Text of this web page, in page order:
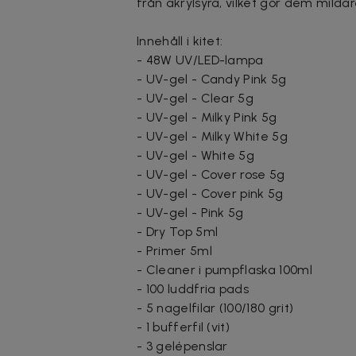
Innehåll i kitet:
- 48W UV/LED-lampa
- UV-gel - Candy Pink 5g
- UV-gel - Clear 5g
- UV-gel - Milky Pink 5g
- UV-gel - Milky White 5g
- UV-gel - White 5g
- UV-gel - Cover rose 5g
- UV-gel - Cover pink 5g
- UV-gel - Pink 5g
- Dry Top 5ml
- Primer 5ml
- Cleaner i pumpflaska 100ml
- 100 luddfria pads
- 5 nagelfilar (100/180 grit)
- 1 bufferfil (vit)
- 3 gelépenslar